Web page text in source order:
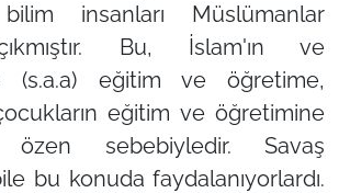
insanları Müslümanlar
Bu, İslam'ın ve
(s.a.a) eğitim ve öğretime,
eğitim ve öğretimine
özen sebebiyledir. Savaş
bu konuda faydalanıyorlardı.